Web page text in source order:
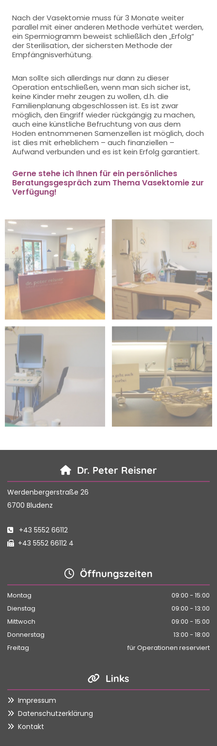
Nach der Vasektomie muss für 3 Monate weiter
parallel mit einer anderen Methode verhütet werden,
ein Spermiogramm beweist schließlich den „Erfolg“
der Sterilisation, der sichersten Methode der
Empfängnisverhütung.
Man sollte sich allerdings nur dann zu dieser
Operation entschließen, wenn man sich sicher ist,
keine Kinder mehr zeugen zu wollen, d.h. die
Familienplanung abgeschlossen ist. Es ist zwar
möglich, den Eingriff wieder rückgängig zu machen,
auch eine künstliche Befruchtung von aus dem
Hoden entnommenen Samenzellen ist möglich, doch
ist dies mit erheblichem – auch finanziellen –
Aufwand verbunden und es ist kein Erfolg garantiert.
Gerne stehe ich Ihnen für ein persönliches
Beratungsgespräch zum Thema Vasektomie zur
Verfügung!
 Dr. Peter Reisner
Werdenbergerstraße 26
6700 Bludenz
 +43 5552 66112
 +43 5552 66112 4
 Öffnungszeiten
Montag
09:00 - 15:00
Dienstag
09:00 - 13:00
Mittwoch
09:00 - 15:00
Donnerstag
13:00 - 18:00
Freitag
für Operationen reserviert
 Links
 Impressum
 Datenschutzerklärung
 Kontakt